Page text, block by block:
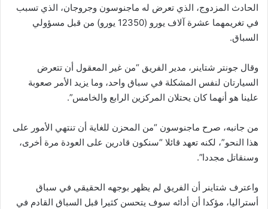
الحادث المزدوج، الذي تعرض له ماجنوسون وجروجان، الذي تسبب
في تغريمهما عشرة آلاف يورو (12350 يورو) من قبل مسؤولي
السباق.
وقال جونتر شتاينر، مدير الفريق “من غير المعقول أن تتعرض
السيارتان لنفس المشكلة في سباق واحد، وما يزيد الأمر صعوبة
علينا هو أنهما كان يحتلان المركزين الرابع والخامس”.
من جانبه، صرح ماجنوسون “من المحزن للغاية أن تنتهي الأمور على
هذا النحو”، لكنه تعهد قائلا “سنكون قادرين على العودة مرة أخرى،
وسنقاتل مجددا”.
واعترف شتاينر أن الفريق لم يظهر بوجهه الحقيقي في سباق
أستراليا، مؤكدا أن أدائه سوف يتحسن كثيرا قبل السباق القادم في